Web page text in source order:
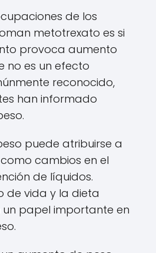
de los
metotrexato es si
provoca aumento
no es un efecto
reconocido,
han informado
puede atribuirse a
cambios en el
de líquidos.
de vida y la dieta
papel importante en